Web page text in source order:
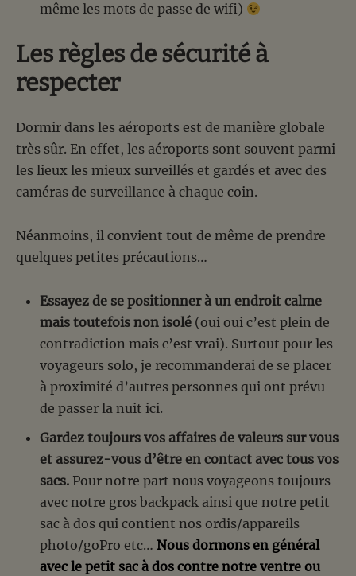
même les mots de passe de wifi)
Les règles de sécurité à
respecter
Dormir dans les aéroports est de manière globale
très sûr. En effet, les aéroports sont souvent parmi
les lieux les mieux surveillés et gardés et avec des
caméras de surveillance à chaque coin.
Néanmoins, il convient tout de même de prendre
quelques petites précautions…
Essayez de se positionner à un endroit calme
mais toutefois non isolé (oui oui c’est plein de
contradiction mais c’est vrai). Surtout pour les
voyageurs solo, je recommanderai de se placer
à proximité d’autres personnes qui ont prévu
de passer la nuit ici.
Gardez toujours vos affaires de valeurs sur vous
et assurez-vous d’être en contact avec tous vos
sacs. Pour notre part nous voyageons toujours
avec notre gros backpack ainsi que notre petit
sac à dos qui contient nos ordis/appareils
photo/goPro etc… Nous dormons en général
avec le petit sac à dos contre notre ventre ou